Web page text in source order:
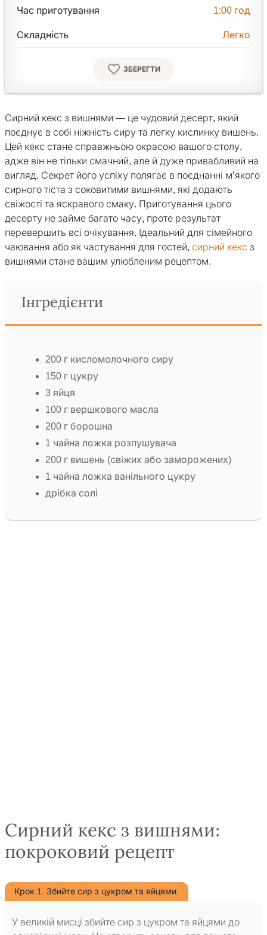
Час приготування 1:00 год
Складність Легко
ЗБЕРЕГТИ
Сирний кекс з вишнями — це чудовий десерт, який
поєднує в собі ніжність сиру та легку кислинку вишень.
Цей кекс стане справжньою окрасою вашого столу,
адже він не тільки смачний, але й дуже привабливий на
вигляд. Секрет його успіху полягає в поєднанні м’якого
сирного тіста з соковитими вишнями, які додають
свіжості та яскравого смаку. Приготування цього
десерту не займе багато часу, проте результат
перевершить всі очікування. Ідеальний для сімейного
чаювання або як частування для гостей, сирний кекс з
вишнями стане вашим улюбленим рецептом.
Інгредієнти
200 г кисломолочного сиру
150 г цукру
3 яйця
100 г вершкового масла
200 г борошна
1 чайна ложка розпушувача
200 г вишень (свіжих або заморожених)
1 чайна ложка ванільного цукру
дрібка солі
Сирний кекс з вишнями:
покроковий рецепт
Крок 1. Збийте сир з цукром та яйцями.
У великій мисці збийте сир з цукром та яйцями до